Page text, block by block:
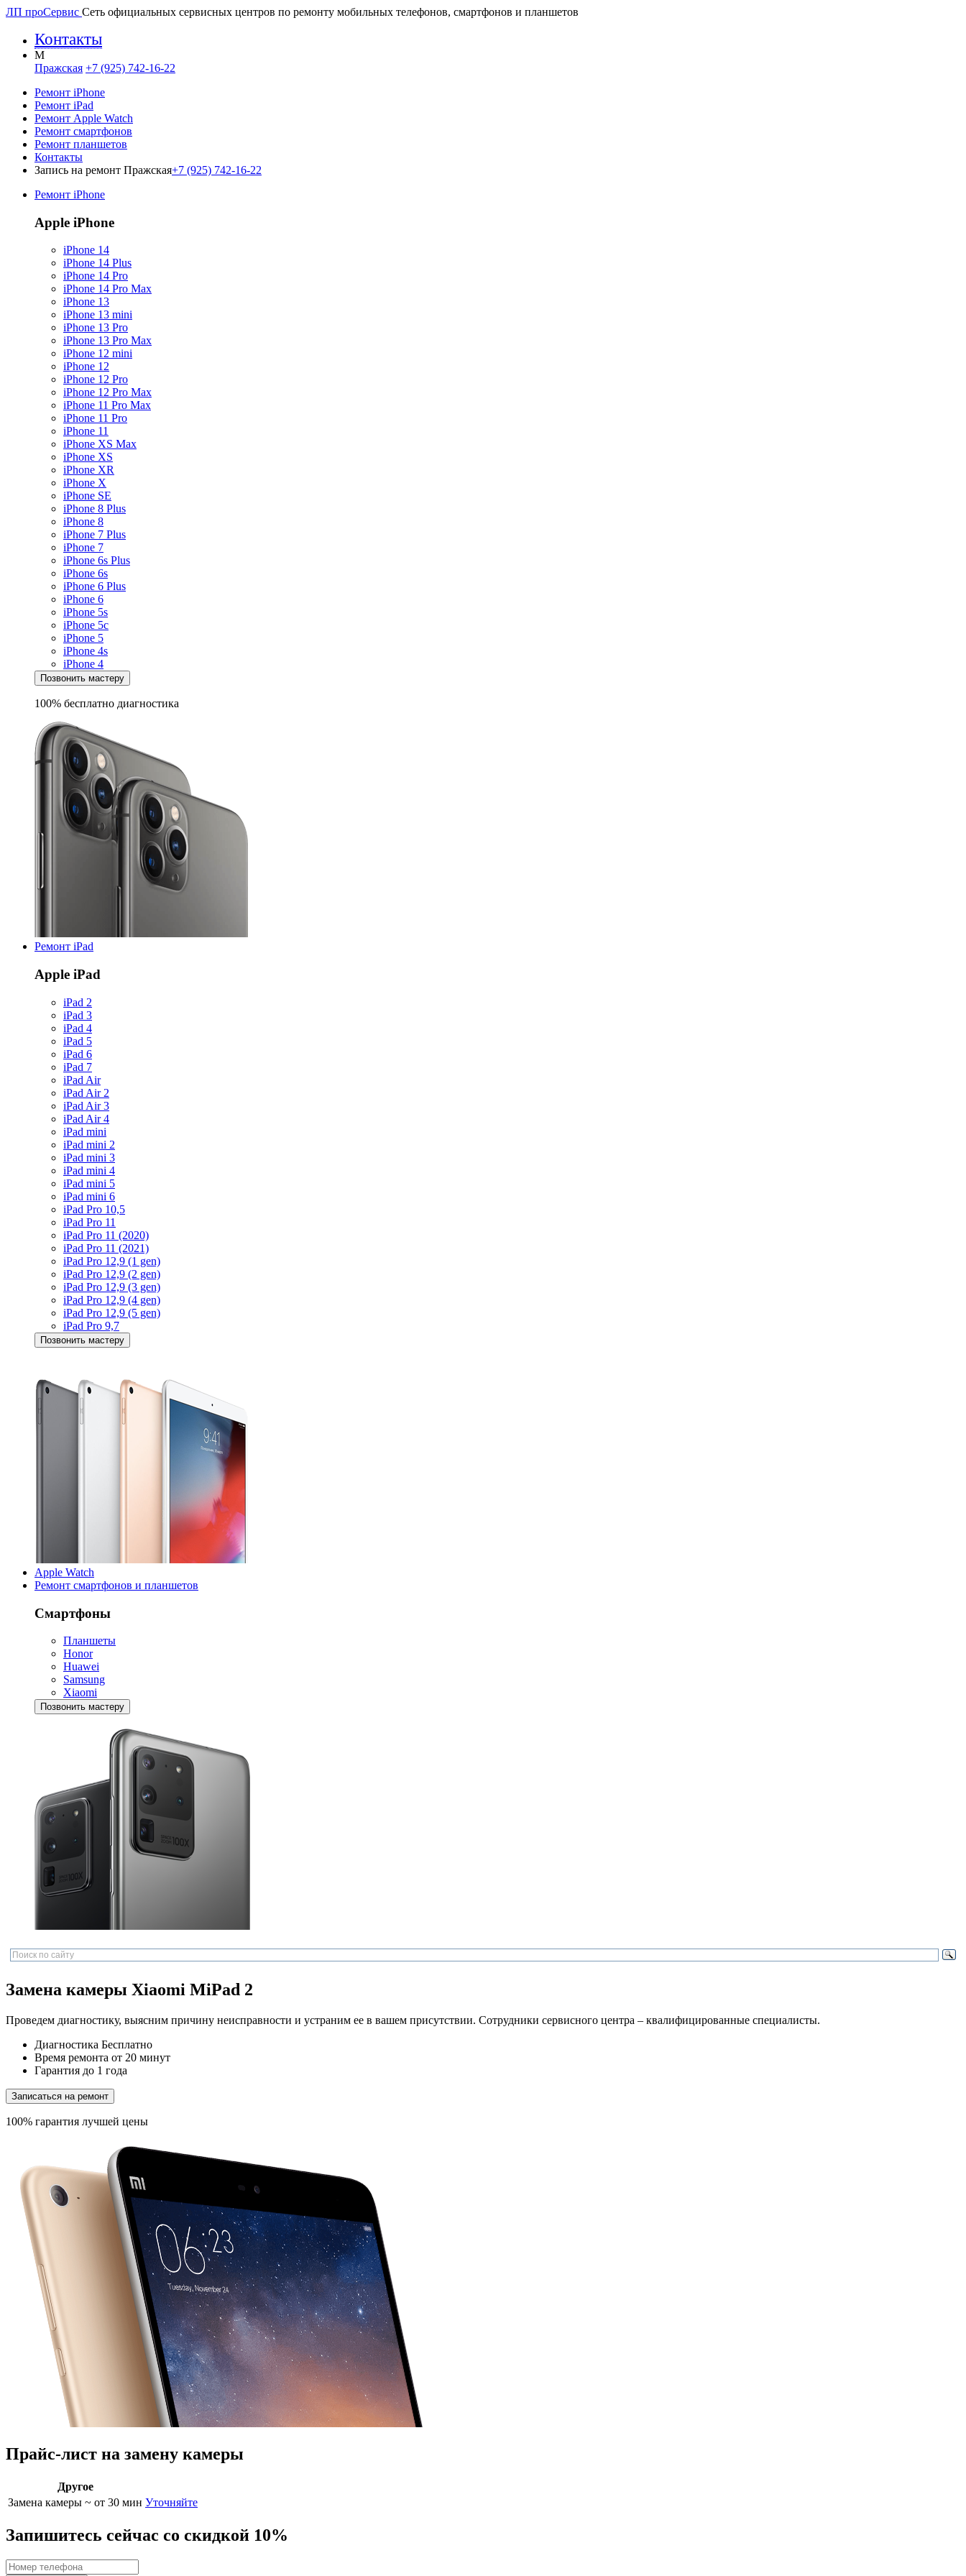
ЛП проСервис Сеть официальных сервисных центров по ремонту мобильных телефонов, смартфонов и планшетов
Контакты
M
Пражская +7 (925) 742-16-22
Ремонт iPhone
Ремонт iPad
Ремонт Apple Watch
Ремонт смартфонов
Ремонт планшетов
Контакты
Запись на ремонт Пражская+7 (925) 742-16-22
Ремонт iPhone
Apple iPhone
iPhone 14
iPhone 14 Plus
iPhone 14 Pro
iPhone 14 Pro Max
iPhone 13
iPhone 13 mini
iPhone 13 Pro
iPhone 13 Pro Max
iPhone 12 mini
iPhone 12
iPhone 12 Pro
iPhone 12 Pro Max
iPhone 11 Pro Max
iPhone 11 Pro
iPhone 11
iPhone XS Max
iPhone XS
iPhone XR
iPhone X
iPhone SE
iPhone 8 Plus
iPhone 8
iPhone 7 Plus
iPhone 7
iPhone 6s Plus
iPhone 6s
iPhone 6 Plus
iPhone 6
iPhone 5s
iPhone 5c
iPhone 5
iPhone 4s
iPhone 4
Позвонить мастеру
100% бесплатно диагностика
Ремонт iPad
Apple iPad
iPad 2
iPad 3
iPad 4
iPad 5
iPad 6
iPad 7
iPad Air
iPad Air 2
iPad Air 3
iPad Air 4
iPad mini
iPad mini 2
iPad mini 3
iPad mini 4
iPad mini 5
iPad mini 6
iPad Pro 10,5
iPad Pro 11
iPad Pro 11 (2020)
iPad Pro 11 (2021)
iPad Pro 12,9 (1 gen)
iPad Pro 12,9 (2 gen)
iPad Pro 12,9 (3 gen)
iPad Pro 12,9 (4 gen)
iPad Pro 12,9 (5 gen)
iPad Pro 9,7
Позвонить мастеру
Apple Watch
Ремонт смартфонов и планшетов
Смартфоны
Планшеты
Honor
Huawei
Samsung
Xiaomi
Позвонить мастеру
Замена камеры Xiaomi MiPad 2
Проведем диагностику, выясним причину неисправности и устраним ее в вашем присутствии. Сотрудники сервисного центра – квалифицированные специалисты.
Диагностика Бесплатно
Время ремонта от 20 минут
Гарантия до 1 года
Записаться на ремонт
100% гарантия лучшей цены
Прайс-лист на замену камеры
Другое
Замена камеры ~ от 30 мин Уточняйте
Запишитесь сейчас со скидкой 10%